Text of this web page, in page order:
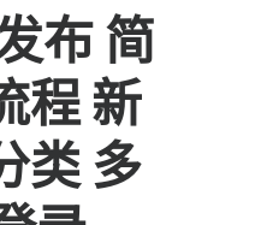
布 简
程 新
类 多